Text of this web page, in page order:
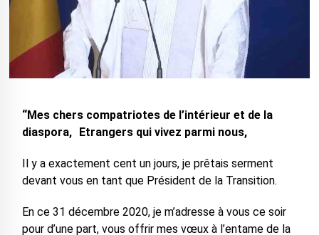
“Mes chers compatriotes de l’intérieur et de la
diaspora, Etrangers qui vivez parmi nous,
Il y a exactement cent un jours, je prêtais serment
devant vous en tant que Président de la Transition.
En ce 31 décembre 2020, je m’adresse à vous ce soir
pour d’une part, vous offrir mes vœux à l’entame de la